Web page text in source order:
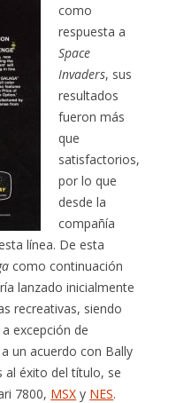
como
respuesta a
Space
Invaders, sus
resultados
fueron más
que
satisfactorios,
por lo que
desde la
compañía
línea. De esta
como continuación
lanzado inicialmente
recreativas, siendo
excepción de
un acuerdo con Bally
al éxito del título, se
7800, MSX y NES.